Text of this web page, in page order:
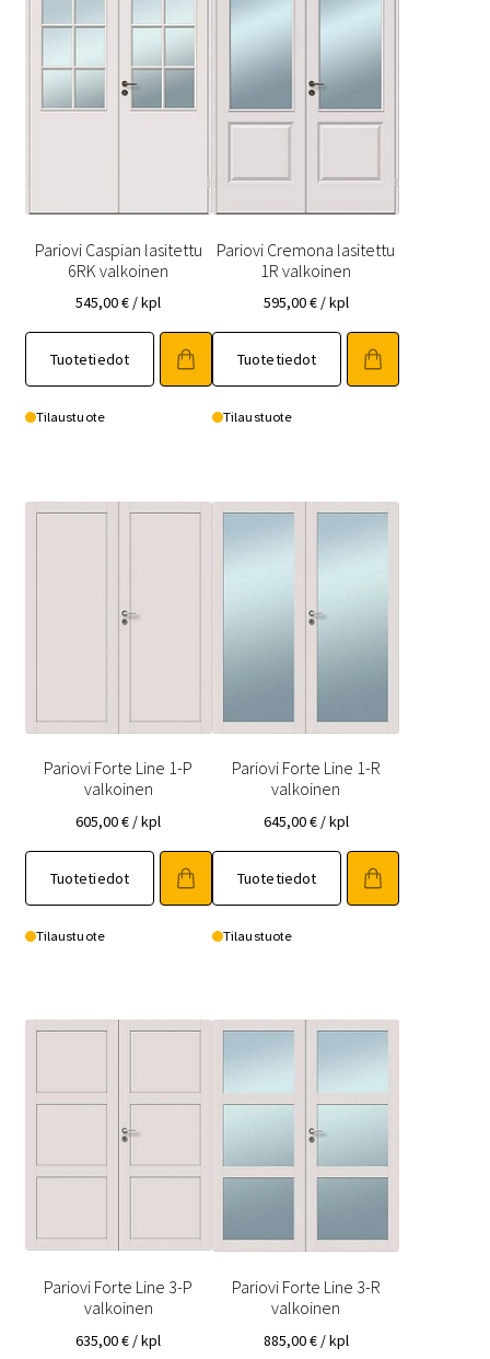
Pariovi Caspian lasitettu
6RK valkoinen
545,00€ / kpl
Tuotetiedot
tuotteella
on
useampi
valinnat
Tilaustuote
Pariovi Cremona lasitettu
1R valkoinen
595,00€ / kpl
Tuotetiedot
tuotteella
on
useampi
valinnat
Tilaustuote
Pariovi Forte Line 1-P
valkoinen
605,00€ / kpl
Tuotetiedot
Tällä
tuotteella
on
useampi
valinnat
Tilaustuote
Pariovi Forte Line 1-R
valkoinen
645,00€ / kpl
Tuotetiedot
Tällä
tuotteella
on
useampi
valinnat
Tilaustuote
Pariovi Forte Line 3-P
valkoinen
635,00€ / kpl
Pariovi Forte Line 3-R
valkoinen
885,00€ / kpl